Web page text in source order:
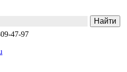
47-97